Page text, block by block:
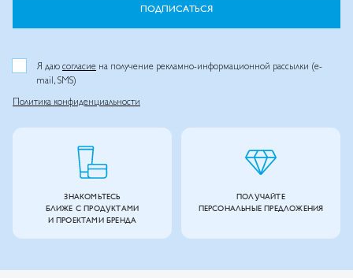
Я даю согласие на получение рекламно-информационной рассылки (e-
mail, SMS)
Политика конфиденциальности
ПОДПИСАТЬСЯ
ЗНАКОМЬТЕСЬ
БЛИЖЕ С ПРОДУКТАМИ
И ПРОЕКТАМИ БРЕНДА
ПОЛУЧАЙТЕ
ПЕРСОНАЛЬНЫЕ ПРЕДЛОЖЕНИЯ